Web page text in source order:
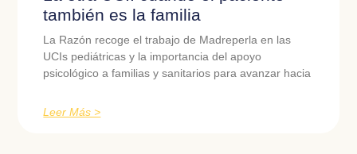
también es la familia
La Razón recoge el trabajo de Madreperla en las
UCIs pediátricas y la importancia del apoyo
psicológico a familias y sanitarios para avanzar hacia
Leer Más >